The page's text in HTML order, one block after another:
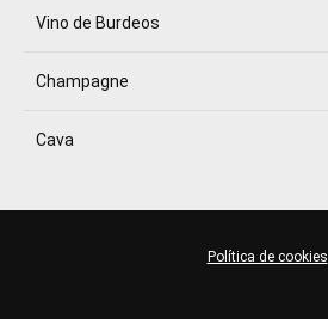
Vino de Burdeos
Champagne
Cava
Política de cookies